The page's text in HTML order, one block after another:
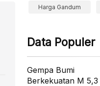
Harga Gandum
Data Populer
Gempa Bumi
Berkekuatan M 5,3